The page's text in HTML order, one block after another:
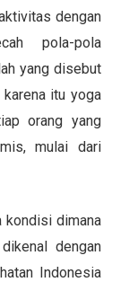
dengan
pola-pola
yang disebut
itu yoga
orang yang
mulai dari
kondisi dimana
dengan
Indonesia